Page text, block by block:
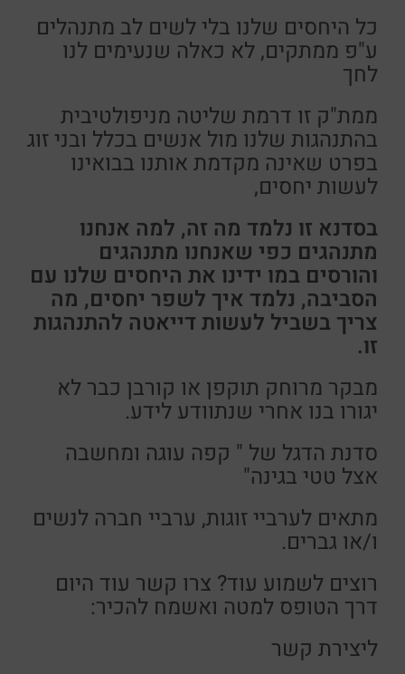
כל היחסים שלנו בלי לשים לב מתנהלים
ע"פ ממתקים, לא כאלה שנעימים לנו
לחך
ממת"ק זו דרמת שליטה מניפולטיבית
בהתנהגות שלנו מול אנשים בכלל ובני זוג
בפרט שאינה מקדמת אותנו בבואינו
לעשות יחסים,
בסדנא זו נלמד מה זה, למה אנחנו
מתנהגים כפי שאנחנו מתנהגים
והורסים במו ידינו את היחסים שלנו עם
הסביבה, נלמד איך לשפר יחסים, מה
צריך בשביל לעשות דייאטה להתנהגות
זו.
מבקר מרוחק תוקפן או קורבן כבר לא
יגורו בנו אחרי שנתוודע לידע.
סדנת הדגל של " קפה עוגה ומחשבה
אצל טטי בגינה"
מתאים לערביי זוגות, ערביי חברה לנשים
ו/או גברים.
רוצים לשמוע עוד? צרו קשר עוד היום
דרך הטופס למטה ואשמח להכיר:
ליצירת קשר